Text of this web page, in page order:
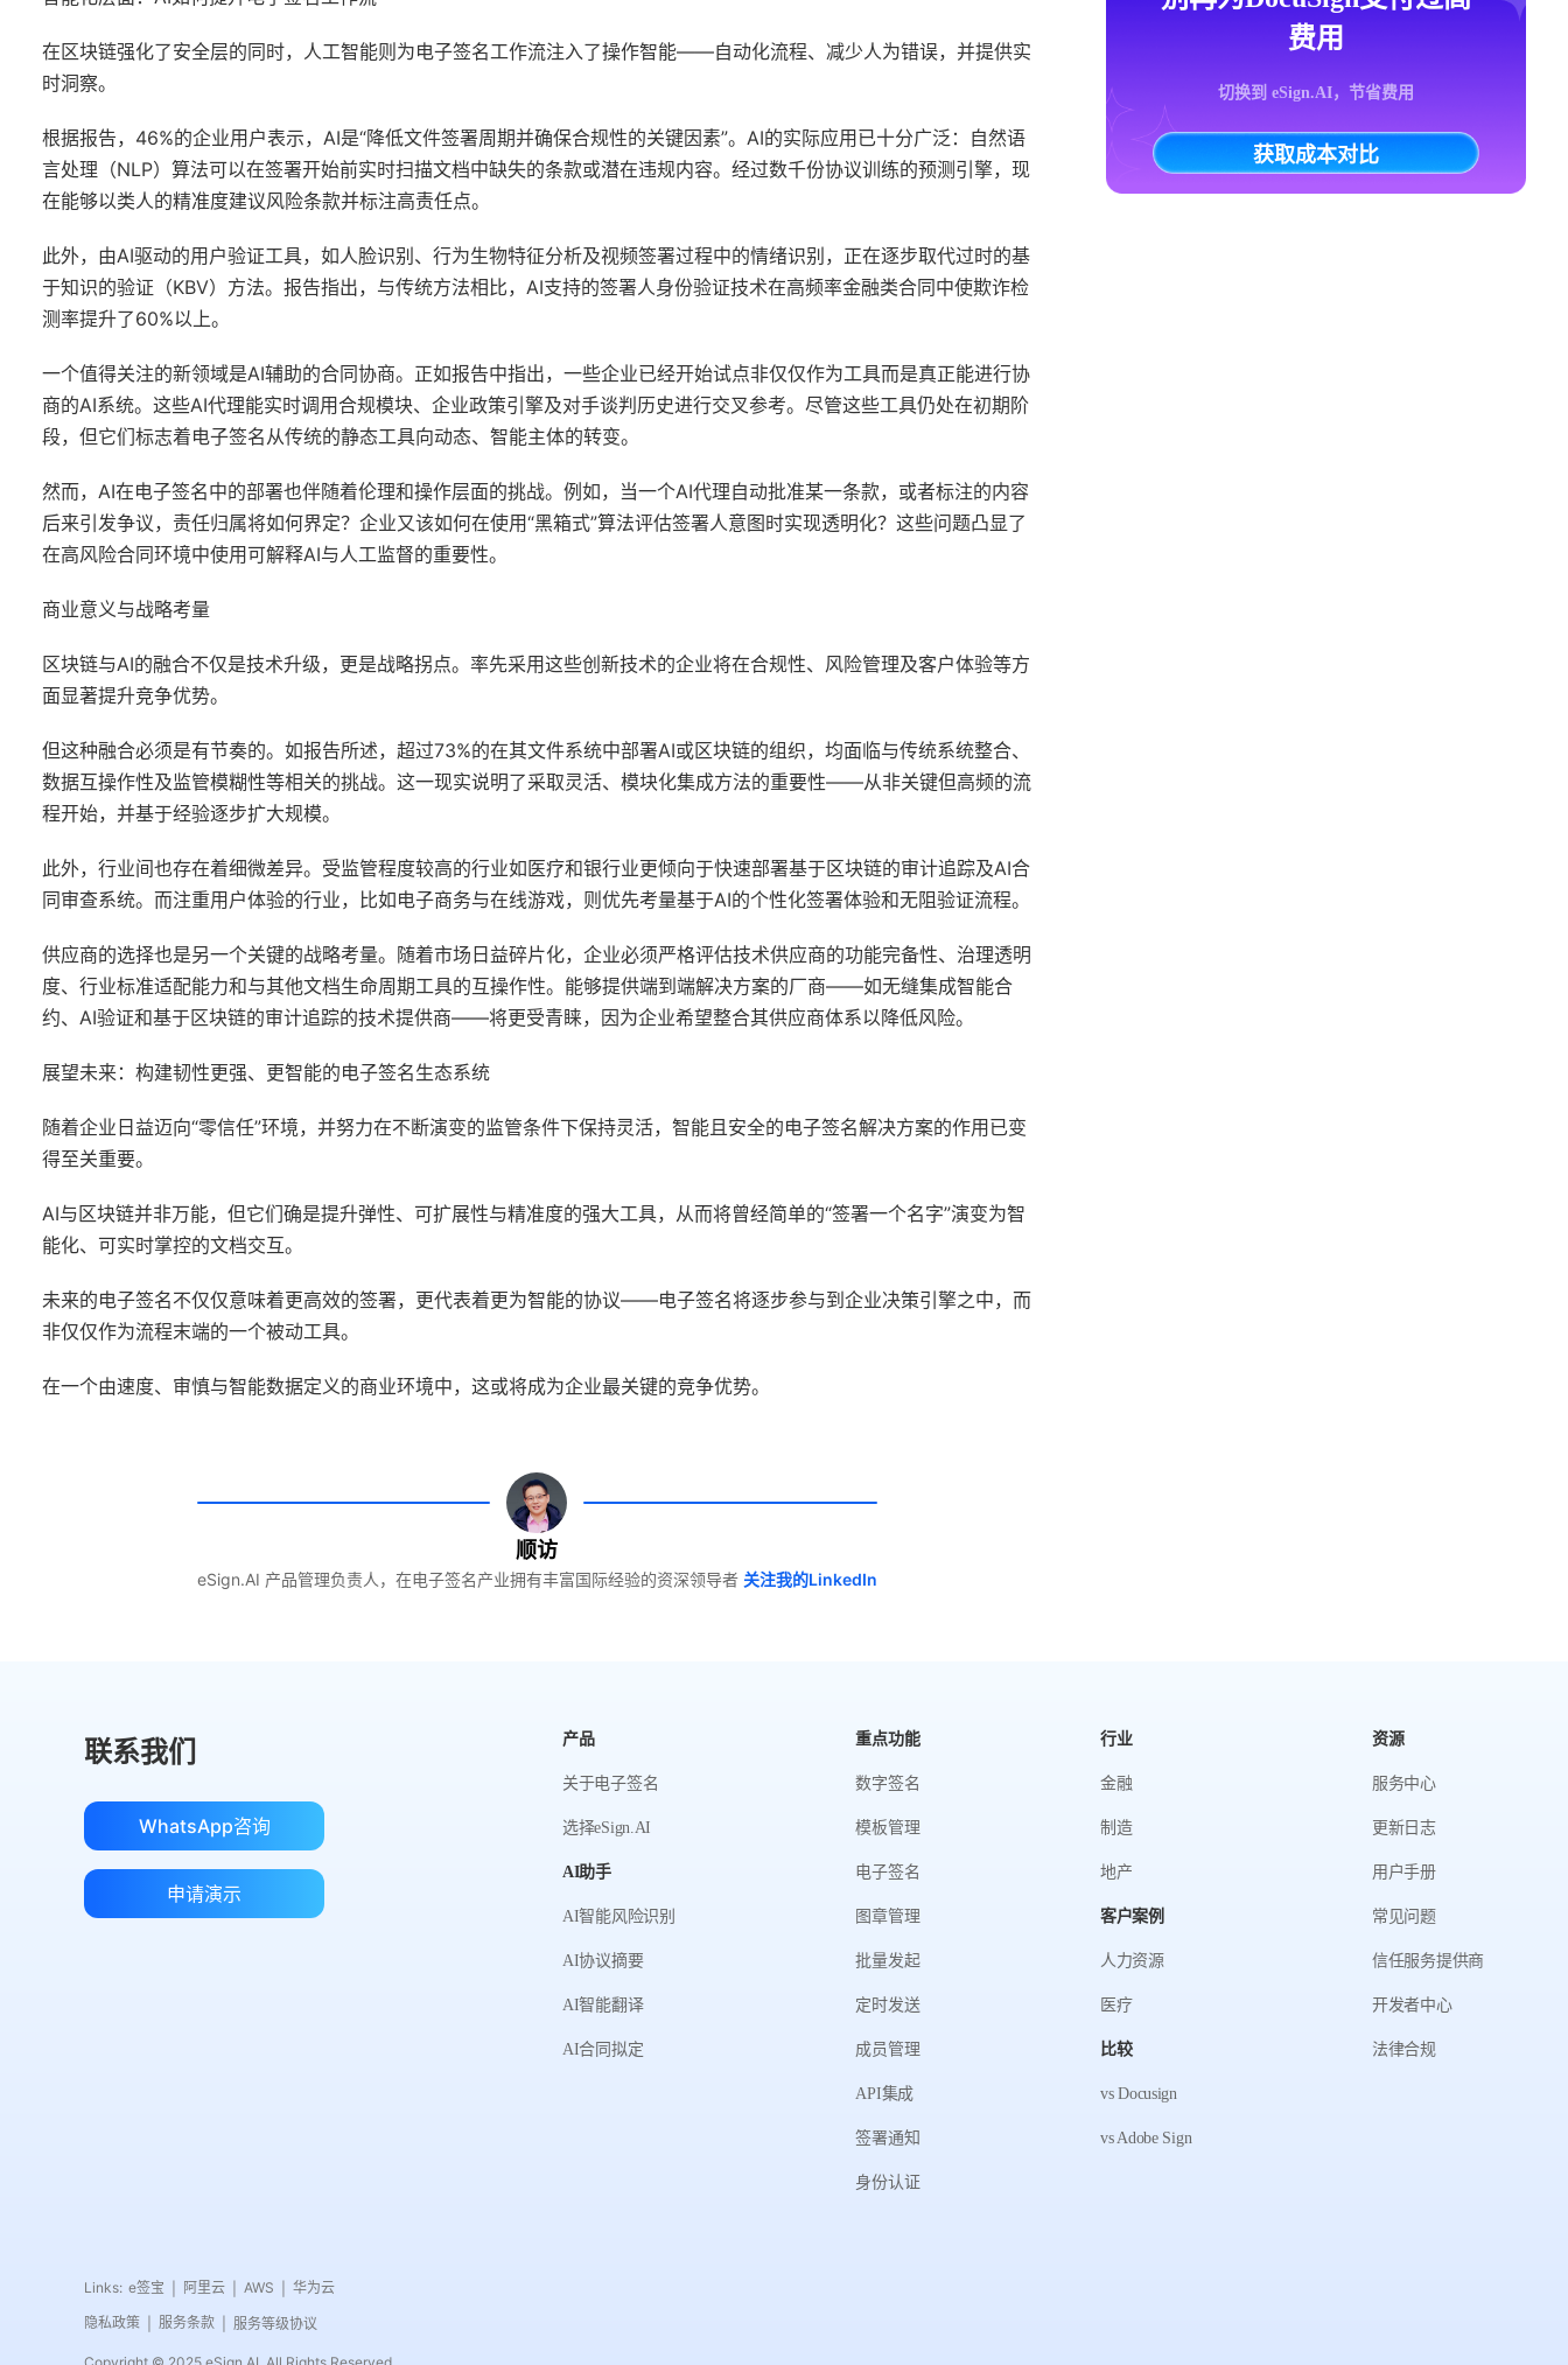
在区块链强化了安全层的同时，人工智能则为电子签名工作流注入了操作智能——自动化流程、减少人为错误，并提供实
时洞察。
根据报告，46%的企业用户表示，AI是“降低文件签署周期并确保合规性的关键因素”。AI的实际应用已十分广泛：自然语
言处理（NLP）算法可以在签署开始前实时扫描文档中缺失的条款或潜在违规内容。经过数千份协议训练的预测引擎，现
在能够以类人的精准度建议风险条款并标注高责任点。
此外，由AI驱动的用户验证工具，如人脸识别、行为生物特征分析及视频签署过程中的情绪识别，正在逐步取代过时的基
于知识的验证（KBV）方法。报告指出，与传统方法相比，AI支持的签署人身份验证技术在高频率金融类合同中使欺诈检
测率提升了60%以上。
一个值得关注的新领域是AI辅助的合同协商。正如报告中指出，一些企业已经开始试点非仅仅作为工具而是真正能进行协
商的AI系统。这些AI代理能实时调用合规模块、企业政策引擎及对手谈判历史进行交叉参考。尽管这些工具仍处在初期阶
段，但它们标志着电子签名从传统的静态工具向动态、智能主体的转变。
然而，AI在电子签名中的部署也伴随着伦理和操作层面的挑战。例如，当一个AI代理自动批准某一条款，或者标注的内容
后来引发争议，责任归属将如何界定？企业又该如何在使用“黑箱式”算法评估签署人意图时实现透明化？这些问题凸显了
在高风险合同环境中使用可解释AI与人工监督的重要性。
商业意义与战略考量
区块链与AI的融合不仅是技术升级，更是战略拐点。率先采用这些创新技术的企业将在合规性、风险管理及客户体验等方
面显著提升竞争优势。
但这种融合必须是有节奏的。如报告所述，超过73%的在其文件系统中部署AI或区块链的组织，均面临与传统系统整合、
数据互操作性及监管模糊性等相关的挑战。这一现实说明了采取灵活、模块化集成方法的重要性——从非关键但高频的流
程开始，并基于经验逐步扩大规模。
此外，行业间也存在着细微差异。受监管程度较高的行业如医疗和银行业更倾向于快速部署基于区块链的审计追踪及AI合
同审查系统。而注重用户体验的行业，比如电子商务与在线游戏，则优先考量基于AI的个性化签署体验和无阻验证流程。
供应商的选择也是另一个关键的战略考量。随着市场日益碎片化，企业必须严格评估技术供应商的功能完备性、治理透明
度、行业标准适配能力和与其他文档生命周期工具的互操作性。能够提供端到端解决方案的厂商——如无缝集成智能合
约、AI验证和基于区块链的审计追踪的技术提供商——将更受青睐，因为企业希望整合其供应商体系以降低风险。
展望未来：构建韧性更强、更智能的电子签名生态系统
随着企业日益迈向“零信任”环境，并努力在不断演变的监管条件下保持灵活，智能且安全的电子签名解决方案的作用已变
得至关重要。
AI与区块链并非万能，但它们确是提升弹性、可扩展性与精准度的强大工具，从而将曾经简单的“签署一个名字”演变为智
能化、可实时掌控的文档交互。
未来的电子签名不仅仅意味着更高效的签署，更代表着更为智能的协议——电子签名将逐步参与到企业决策引擎之中，而
非仅仅作为流程末端的一个被动工具。
在一个由速度、审慎与智能数据定义的商业环境中，这或将成为企业最关键的竞争优势。
顺访
eSign.AI 产品管理负责人，在电子签名产业拥有丰富国际经验的资深领导者 关注我的LinkedIn
费用
切换到 eSign.AI，节省费用
获取成本对比
联系我们
WhatsApp咨询
申请演示
产品
关于电子签名
选择eSign.AI
AI助手
AI智能风险识别
AI协议摘要
AI智能翻译
AI合同拟定
重点功能
数字签名
模板管理
电子签名
图章管理
批量发起
定时发送
成员管理
API集成
签署通知
身份认证
行业
金融
制造
地产
客户案例
人力资源
医疗
比较
vs Docusign
vs Adobe Sign
资源
服务中心
更新日志
用户手册
常见问题
信任服务提供商
开发者中心
法律合规
Links: e签宝 阿里云 AWS
华为云
隐私政策
服务条款 服务等级协议